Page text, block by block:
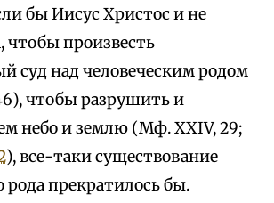
бы Иисус Христос и не
чтобы произвесть
суд над человеческим родом
чтобы разрушить и
небо и землю (Мф. XXIV, 29;
), все-таки существование
рода прекратилось бы.